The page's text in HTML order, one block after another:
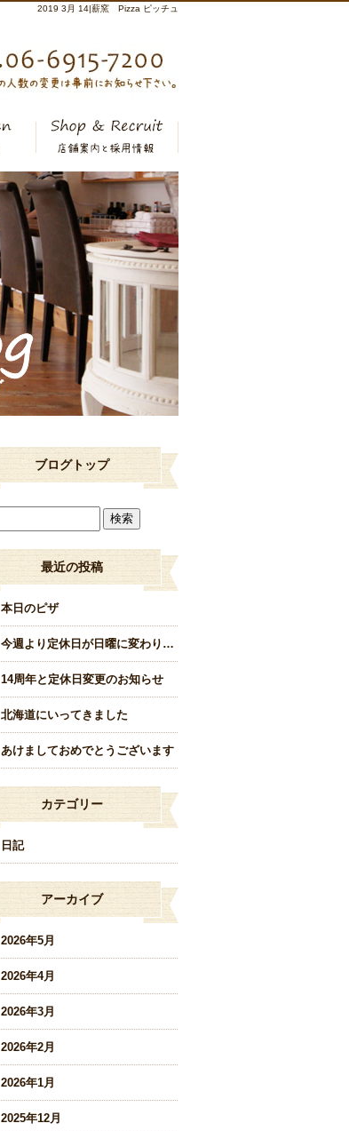
2019 3月 14|薪窯 Pizza ピッチュ
ブログトップ
最近の投稿
本日のピザ
今週より定休日が日曜に変わります。
14周年と定休日変更のお知らせ
北海道にいってきました
あけましておめでとうございます
カテゴリー
日記
アーカイブ
2026年5月
2026年4月
2026年3月
2026年2月
2026年1月
2025年12月